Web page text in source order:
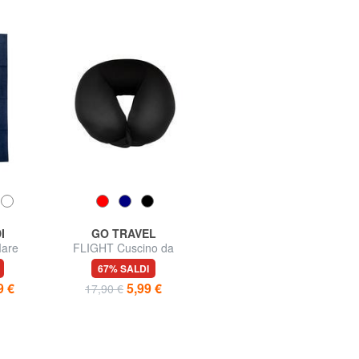
€
GO TRAVEL
FLIGHT Cuscino da
viaggio
67% SALDI
17,90 € 5,99 €